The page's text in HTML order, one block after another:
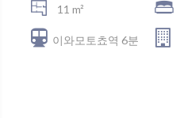
11 m²
이와모토쵸역 6분